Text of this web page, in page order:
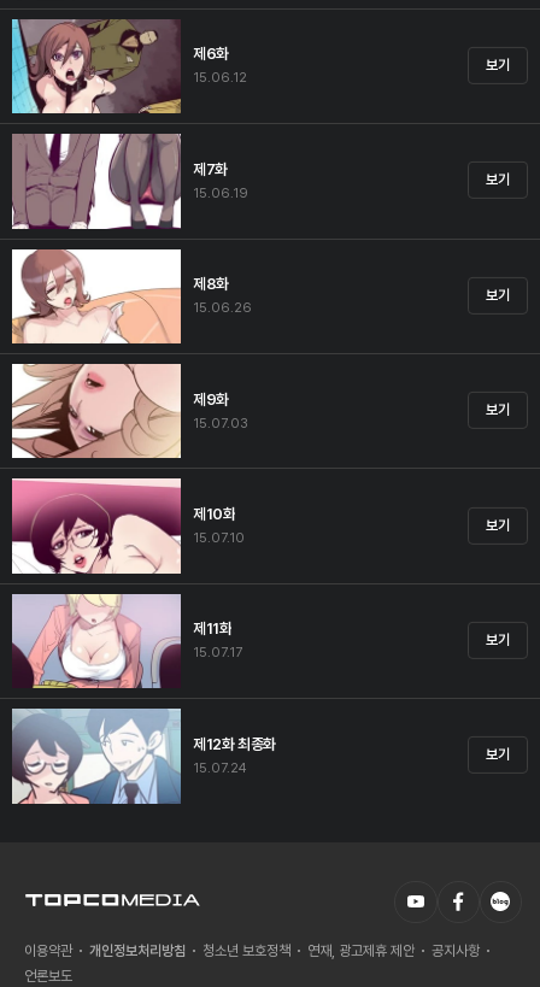
제6화
15.06.12
보기
제7화
15.06.19
보기
제8화
15.06.26
보기
제9화
15.07.03
보기
제10화
15.07.10
보기
제11화
15.07.17
보기
제12화 최종화
15.07.24
보기
이용약관 개인정보처리방침 청소년 보호정책 연재, 광고제휴 제안
공지사항
언론보도